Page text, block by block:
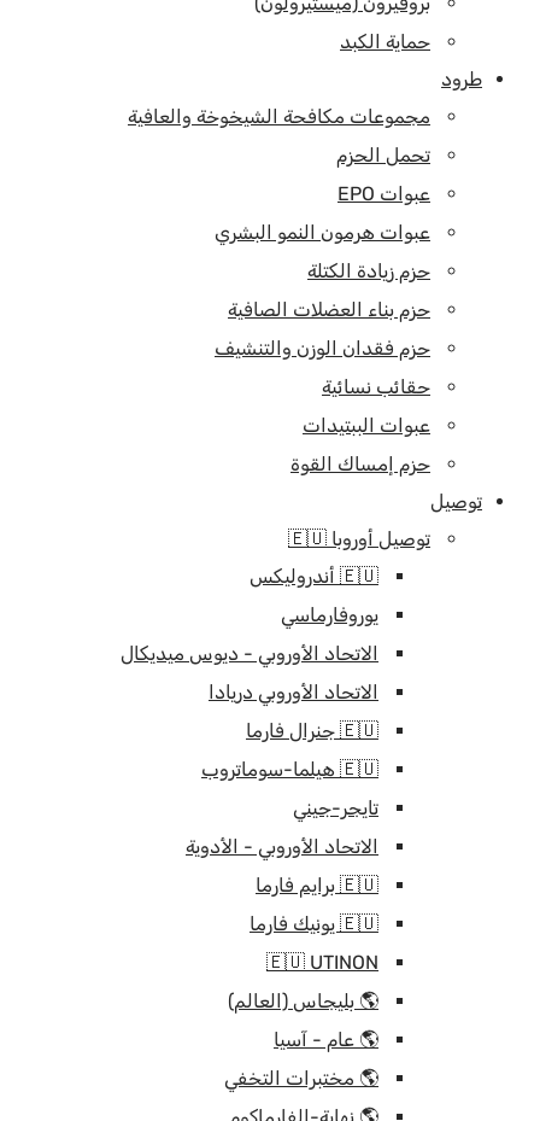
حماية الكبد
طرود
مجموعات مكافحة الشيخوخة والعافية
تحمل الحزم
عبوات EPO
عبوات هرمون النمو البشري
حزم زيادة الكتلة
حزم بناء العضلات الصافية
حزم فقدان الوزن والتنشيف
حقائب نسائية
عبوات الببتيدات
حزم إمساك القوة
توصيل
توصيل أوروبا 🇪🇺
🇪🇺 أندروليكس
يوروفارماسي
الاتحاد الأوروبي - ديوس ميديكال
الاتحاد الأوروبي دريادا
🇪🇺 جنرال فارما
🇪🇺 هيلما-سوماتروب
تايجر-جيني
الاتحاد الأوروبي - الأدوية
🇪🇺 برايم فارما
🇪🇺 يونيك فارما
🇪🇺 UTINON
🌎 بليجاس (العالم)
🌎 عام - آسيا
🌎 مختبرات التخفي